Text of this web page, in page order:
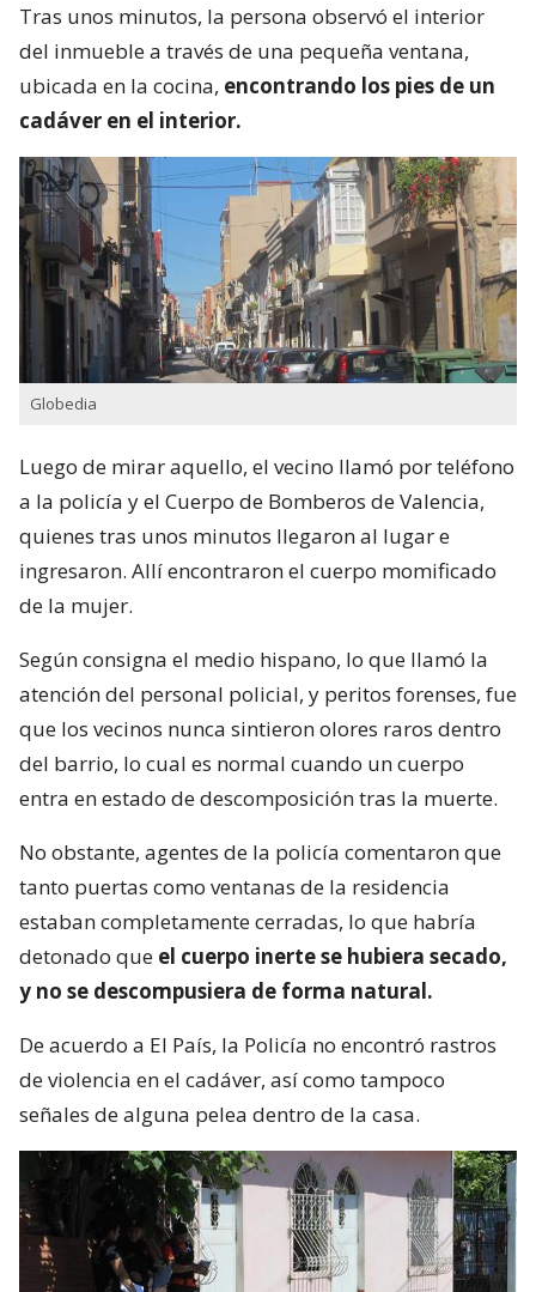
Tras unos minutos, la persona observó el interior
del inmueble a través de una pequeña ventana,
ubicada en la cocina, encontrando los pies de un
cadáver en el interior.
Globedia
Luego de mirar aquello, el vecino llamó por teléfono
a la policía y el Cuerpo de Bomberos de Valencia,
quienes tras unos minutos llegaron al lugar e
ingresaron. Allí encontraron el cuerpo momificado
de la mujer.
Según consigna el medio hispano, lo que llamó la
atención del personal policial, y peritos forenses, fue
que los vecinos nunca sintieron olores raros dentro
del barrio, lo cual es normal cuando un cuerpo
entra en estado de descomposición tras la muerte.
No obstante, agentes de la policía comentaron que
tanto puertas como ventanas de la residencia
estaban completamente cerradas, lo que habría
detonado que el cuerpo inerte se hubiera secado,
y no se descompusiera de forma natural.
De acuerdo a El País, la Policía no encontró rastros
de violencia en el cadáver, así como tampoco
señales de alguna pelea dentro de la casa.